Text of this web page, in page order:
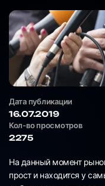
Дата публикации
16.07.2019
Кол-во просмотров
2275
На данный момент
прост и находится у